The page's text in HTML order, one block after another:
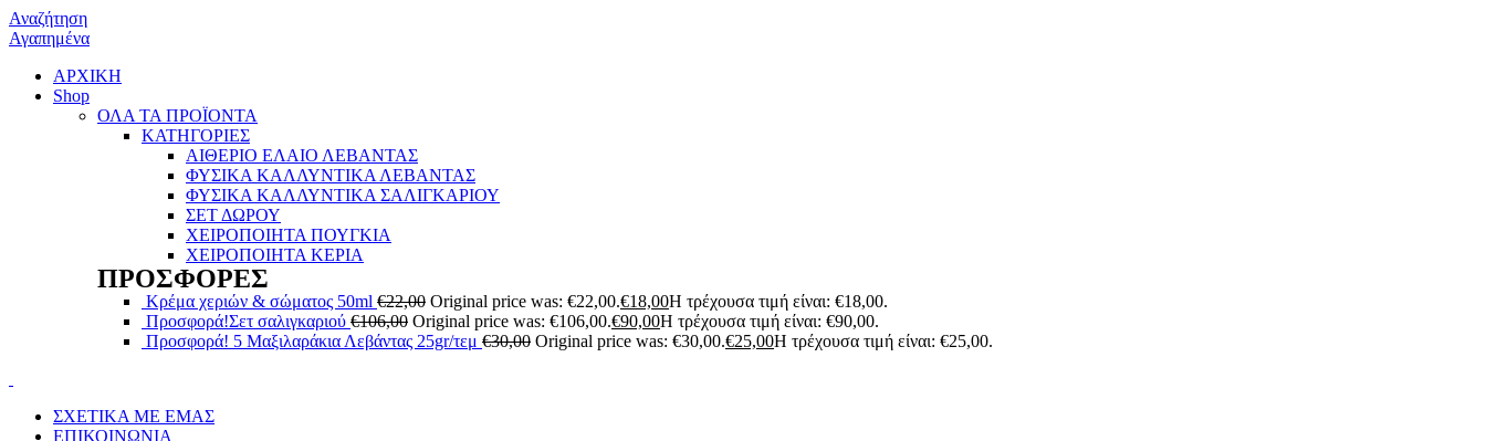
Αναζήτηση
Αγαπημένα
ΑΡΧΙΚΗ
Shop
ΟΛΑ ΤΑ ΠΡΟΪΟΝΤΑ
ΚΑΤΗΓΟΡΙΕΣ
ΑΙΘΕΡΙΟ ΕΛΑΙΟ ΛΕΒΑΝΤΑΣ
ΦΥΣΙΚΑ ΚΑΛΛΥΝΤΙΚΑ ΛΕΒΑΝΤΑΣ
ΦΥΣΙΚΑ ΚΑΛΛΥΝΤΙΚΑ ΣΑΛΙΓΚΑΡΙΟΥ
ΣΕΤ ΔΩΡΟΥ
ΧΕΙΡΟΠΟΙΗΤΑ ΠΟΥΓΚΙΑ
ΧΕΙΡΟΠΟΙΗΤΑ ΚΕΡΙΑ
ΠΡΟΣΦΟΡΕΣ
Κρέμα χεριών & σώματος 50ml €22,00 Original price was: €22,00.€18,00Η τρέχουσα τιμή είναι: €18,00.
Προσφορά!Σετ σαλιγκαριού €106,00 Original price was: €106,00.€90,00Η τρέχουσα τιμή είναι: €90,00.
Προσφορά! 5 Μαξιλαράκια Λεβάντας 25gr/τεμ €30,00 Original price was: €30,00.€25,00Η τρέχουσα τιμή είναι: €25,00.
ΣΧΕΤΙΚΑ ΜΕ ΕΜΑΣ
ΕΠΙΚΟΙΝΩΝΙΑ